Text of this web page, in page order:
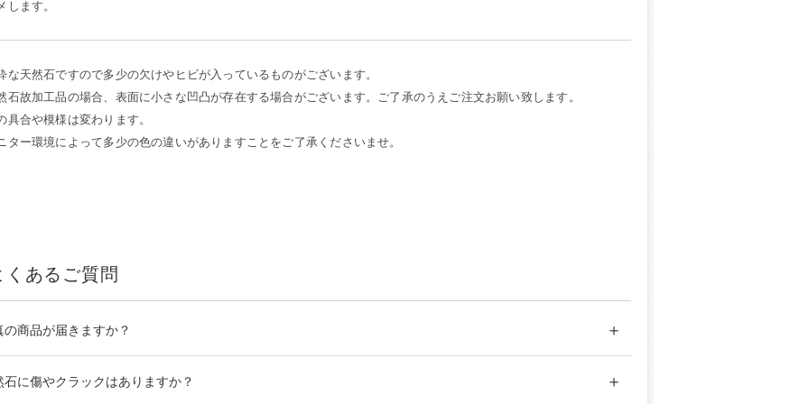
します。
天然石ですので多少の欠けやヒビが入っているものがございます。
故加工品の場合、表面に小さな凹凸が存在する場合がございます。ご了承のうえご注文お願い致します。
合や模様は変わります。
ー環境によって多少の色の違いがありますことをご了承くださいませ。
くあるご質問
の商品が届きますか？
石に傷やクラックはありますか？